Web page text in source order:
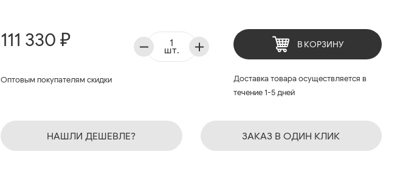
111 330 ₽
Оптовым покупателям скидки
шт. В КОРЗИНУ
Доставка товара осуществляется в
течение 1-5 дней
НАШЛИ ДЕШЕВЛЕ? ЗАКАЗ В ОДИН КЛИК